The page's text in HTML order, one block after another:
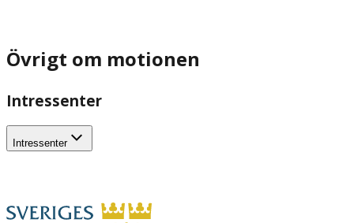
Övrigt om motionen
Intressenter
Intressenter